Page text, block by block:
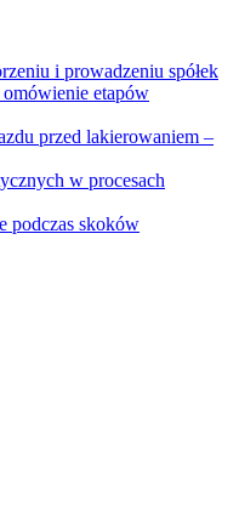
i prowadzeniu spółek
etapów
przed lakierowaniem –
w procesach
podczas skoków